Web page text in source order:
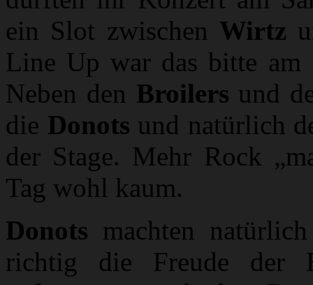
ein Slot zwischen Wirtz
Line Up war das bitte am
Neben den Broilers und
die Donots und natürlich
der Stage. Mehr Rock
Tag wohl kaum.
Donots machten
richtig die Freude der